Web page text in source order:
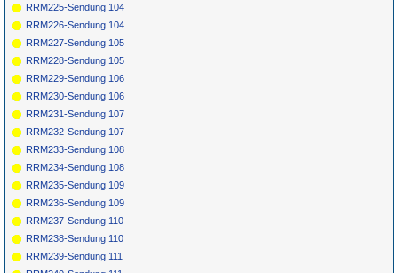
RRM225-Sendung 104
RRM226-Sendung 104
RRM227-Sendung 105
RRM228-Sendung 105
RRM229-Sendung 106
RRM230-Sendung 106
RRM231-Sendung 107
RRM232-Sendung 107
RRM233-Sendung 108
RRM234-Sendung 108
RRM235-Sendung 109
RRM236-Sendung 109
RRM237-Sendung 110
RRM238-Sendung 110
RRM239-Sendung 111